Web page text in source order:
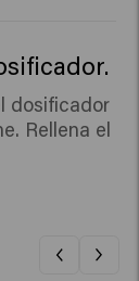
dosificador
Rellena el